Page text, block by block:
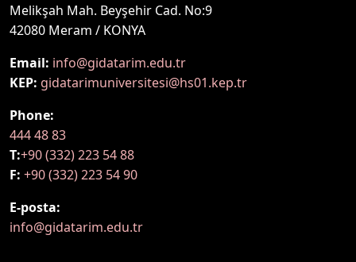
Melikşah Mah. Beyşehir Cad. No:9
42080 Meram / KONYA
Email: info@gidatarim.edu.tr
KEP: gidatarimuniversitesi@hs01.kep.tr
Phone:
444 48 83
T:+90 (332) 223 54 88
F: +90 (332) 223 54 90
E-posta:
info@gidatarim.edu.tr